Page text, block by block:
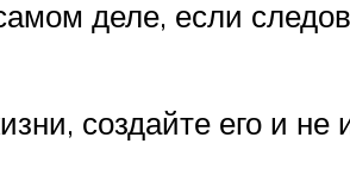
деле, если
создайте его и не